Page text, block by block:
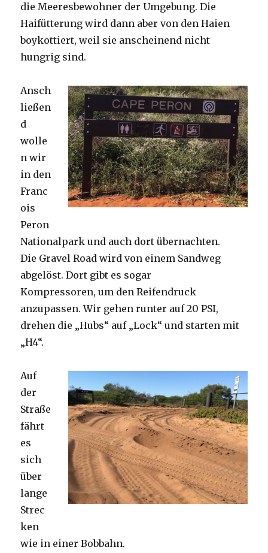
die Meeresbewohner der Umgebung. Die
Haifütterung wird dann aber von den Haien
boykottiert, weil sie anscheinend nicht
hungrig sind.
Ansch
ließen
d
wolle
n wir
in den
Franc
ois
Peron
Nationalpark und auch dort übernachten.
Die Gravel Road wird von einem Sandweg
abgelöst. Dort gibt es sogar
Kompressoren, um den Reifendruck
anzupassen. Wir gehen runter auf 20 PSI,
drehen die „Hubs“ auf „Lock“ und starten mit
„H4“.
Auf
der
Straße
fährt
es
sich
über
lange
Strec
ken
wie in einer Bobbahn.